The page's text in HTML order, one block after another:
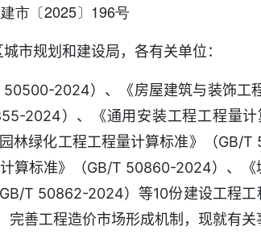
市〔2025〕196号
市规划和建设局，各有关单位：
2024）、《房屋建筑与装饰工
2024）、《通用安装工程工程量
林绿化工程工程量计算标准》（GB/
标准》（GB/T 50860-2024）、《
T 50862-2024）等10份建设工程
善工程造价市场形成机制，现就有关